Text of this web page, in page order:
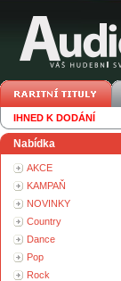
IHNED K DODÁNÍ
Nabídka
AKCE
KAMPAŇ
NOVINKY
Country
Dance
Pop
Rock